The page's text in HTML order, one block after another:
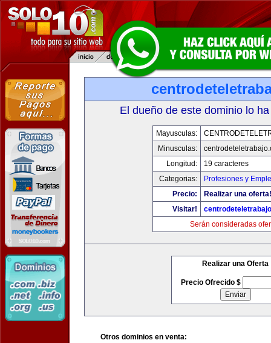
El dueño de este dominio lo
Mayusculas:
Minusculas:
Longitud:
19 caracteres
Categorias:
Profesiones y
Precio:
Realizar una oferta!
Visitar!
Serán consideradas
Realizar una Oferta
Precio Ofrecido $
Otros dominios en venta: